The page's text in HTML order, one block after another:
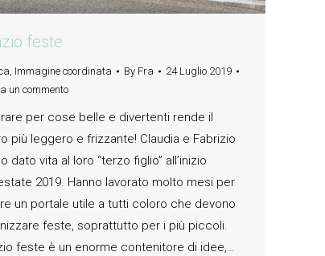
feste
, Immagine coordinata By Fra
24 Luglio 2019
un commento
per cose belle e divertenti rende il
più leggero e frizzante! Claudia e Fabrizio
dato vita al loro “terzo figlio” all’inizio
2019. Hanno lavorato molto mesi per
un portale utile a tutti coloro che devono
feste, soprattutto per i più piccoli.
feste è un enorme contenitore di idee,…